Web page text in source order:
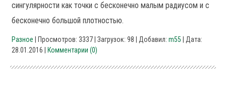
сингулярности как точки с бесконечно малым радиусом и с
бесконечно большой плотностью.
Разное | Просмотров: 3337 | Загрузок: 98 | Добавил: m55 | Дата:
28.01.2016
Комментарии (0)